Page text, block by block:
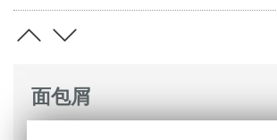
面包屑